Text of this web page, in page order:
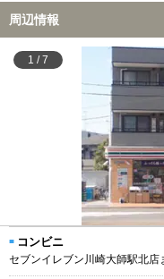
周辺情報
1 /7
コンビニ
セブンイレブン川崎大師駅北店